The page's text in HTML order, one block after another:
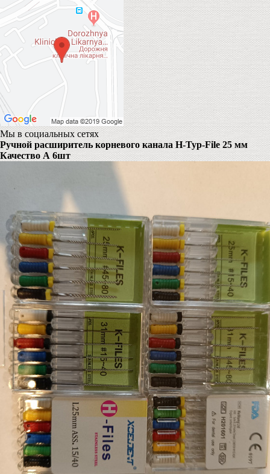
Мы в социальных сетях
Ручной расширитель корневого канала Н-Typ-File 25 мм
Качество А 6шт